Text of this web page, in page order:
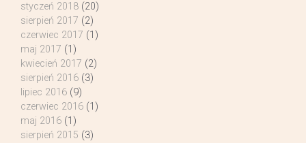
styczeń 2018 (20)
sierpień 2017 (2)
czerwiec 2017 (1)
maj 2017 (1)
kwiecień 2017 (2)
sierpień 2016 (3)
lipiec 2016 (9)
czerwiec 2016 (1)
maj 2016 (1)
sierpień 2015 (3)